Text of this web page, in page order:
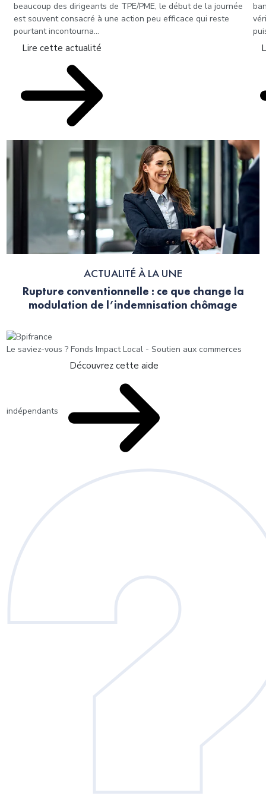
beaucoup des dirigeants de TPE/PME, le début de la journée
est souvent consacré à une action peu efficace qui reste
pourtant incontourna...
Lire cette actualité
ACTUALITÉ À LA UNE
Rupture conventionnelle : ce que change la
modulation de l’indemnisation chômage
Le saviez-vous ?Fonds Impact Local - Soutien aux commerces
indépendants
Découvrez cette aide